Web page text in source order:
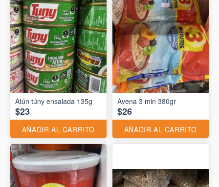
Atún túny ensalada 135g
$23
AÑADIR AL CARRITO
Avena 3 min 380gr
$26
AÑADIR AL CARRITO